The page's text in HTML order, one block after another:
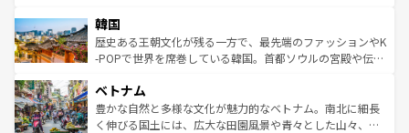
はコンテンツ一覧
いる。アクティビティも充実しており、サーフィンやダイ
ビング、ハイキングなど、アウトドア好きにはたまらな
い。オーストラリアの多彩な魅力を存分に味わいつくそ
参照してほしい。
ン）、静ひつな山岳地帯である台湾東部など、都市の喧騒
と山間の静けさが共存しており、訪れる人に新しい発見と
驚きをもたらしてくれる。また、奥深い台湾の食文化も魅
容にもいいと評判のスイーツなど、バラエティ豊かな料理
が味わえる。 なお、新着の台湾情報は コンテンツ一覧を参
照してほしい。
韓国
歴史ある王朝文化が残る一方で、最先端のファッションやK
-POPで世界を席巻している韓国。首都ソウルの宮殿や伝統
き、地方に足を延ばせば四季折々の自然美を楽しむことが
できる。そして、キムチや焼肉、絶品のストリートフード
まで、さまざまな韓国料理が待っている。夜には、韓国な
ベトナム
豊かな自然と多様な文化が魅力的なベトナム。南北に細長
く伸びる国土には、広大な田園風景や青々とした山々、世